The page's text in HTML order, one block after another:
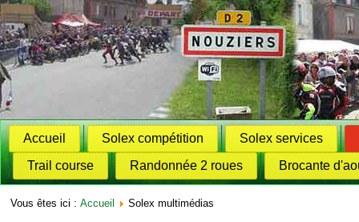
Accueil Solex compétition
Solex services
Trail course
Randonnée 2 roues Brocante
Vous êtes ici : Accueil Solex multimédias